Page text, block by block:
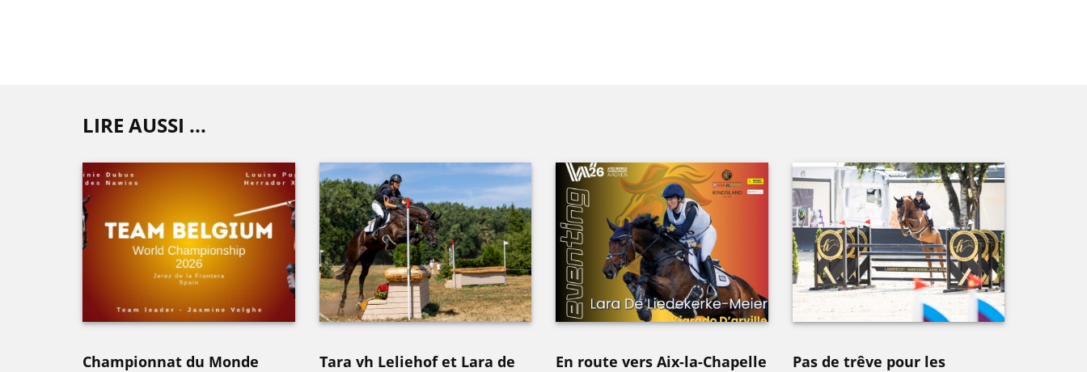
LIRE AUSSI ...
Championnat du Monde
Tara vh Leliehof et Lara de
En route vers Aix-la-Chapelle
Pas de trêve pour les